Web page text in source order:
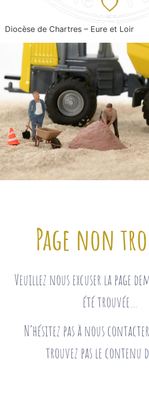
Diocèse de Chartres – Eure et Loir
Page non
Veuillez nous excuser la page
été trouvée…
N’hésitez pas à nous
trouvez pas le contenu